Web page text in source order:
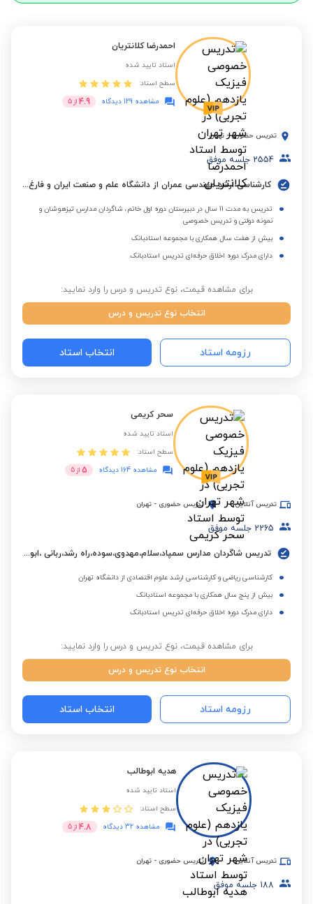
احمدرضا کلانتریان
استاد تایید شده
سطح استاد:
مشاهده 129 دیدگاه
4.9 از 5
تدریس حضوری - تهران
2554 جلسه موفق
کارشناسی ارشد مهندسی عمران از دانشگاه علم و صنعت ایران و فارغ التحصیل کارشناسی از دانشگاه امیرکبیر(پلی تکنیک)
تدریس به مدت 11 سال در دبیرستان دوره اول خاتم، شاگردان مدارس تیزهوشان و
نمونه دولتی و تدریس خصوصی
بیش از هفت سال همکاری با مجموعه استادبانک
دارای مدرک دوره اخلاق حرفه‌ای تدریس استادبانک
برای مشاهده قیمت، نوع تدریس و درس را وارد نمایید:
انتخاب نوع تدریس و درس
رزومه استاد انتخاب استاد
سحر کریمی
استاد تایید شده
سطح استاد:
مشاهده 164 دیدگاه
5 از 5
تدریس آنلاین تدریس حضوری - تهران
2265 جلسه موفق
تدریس شاگردان مدارس سمپاد،سلام،مهدوی،سوده،راه رشد،ربانی ،ابوعلی سینا،البرز و مدارس بین المللی.
کارشناسی ریاضی و کارشناسی ارشد علوم اقتصادی از دانشگاه تهران
بیش از پنج سال همکاری با مجموعه استادبانک
دارای مدرک دوره اخلاق حرفه‌ای تدریس استادبانک
برای مشاهده قیمت، نوع تدریس و درس را وارد نمایید:
انتخاب نوع تدریس و درس
رزومه استاد انتخاب استاد
هدیه ابوطالب
استاد تایید شده
سطح استاد:
مشاهده 32 دیدگاه
4.8 از 5
تدریس آنلاین تدریس حضوری - تهران
188 جلسه موفق